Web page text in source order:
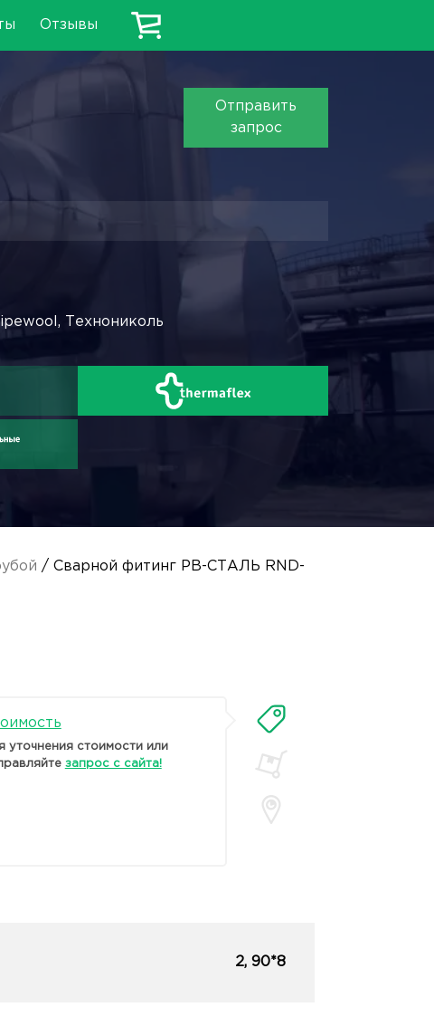
Отзывы
Отправить
запрос
Технониколь
/ Сварной фитинг PB-СТАЛЬ RND-
уточнения стоимости или
запрос с сайта!
2, 90*8